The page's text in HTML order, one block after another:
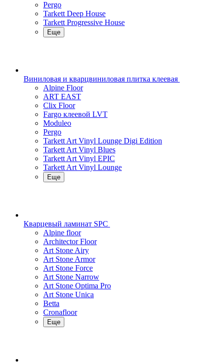
Pergo
Tarkett Deep House
Tarkett Progressive House
Еще
Виниловая и кварцвиниловая плитка клеевая
Alpine Floor
ART EAST
Clix Floor
Fargo клеевой LVT
Moduleo
Pergo
Tarkett Art Vinyl Lounge Digi Edition
Tarkett Art Vinyl Blues
Tarkett Art Vinyl EPIC
Tarkett Art Vinyl Lounge
Еще
Кварцевый ламинат SPC
Alpine floor
Architector Floor
Art Stone Airy
Art Stone Armor
Art Stone Force
Art Stone Narrow
Art Stone Optima Pro
Art Stone Unica
Betta
Cronafloor
Еще